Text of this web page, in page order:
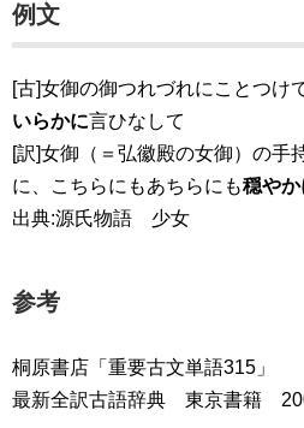
例文
[古]女御の御つれづれにことつけ
いらかに言ひなして
[訳]女御（＝弘徽殿の女御）の手
に、こちらにもあちらにも穏やか
出典:源氏物語 少女
参考
桐原書店「重要古文単語315」
最新全訳古語辞典 東京書籍